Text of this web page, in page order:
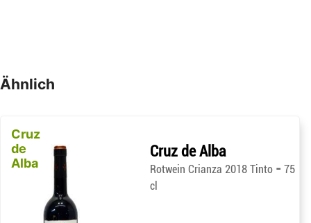
Ähnlich
Cruz
de
Alba
Cruz de Alba
Rotwein Crianza 2018 Tinto -75
cl